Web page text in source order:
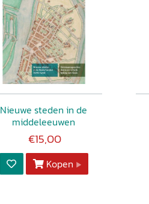
Nieuwe steden in de
middeleeuwen
€15,00
Kopen